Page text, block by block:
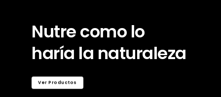
Nutre como lo
haría la naturaleza
Ver Productos